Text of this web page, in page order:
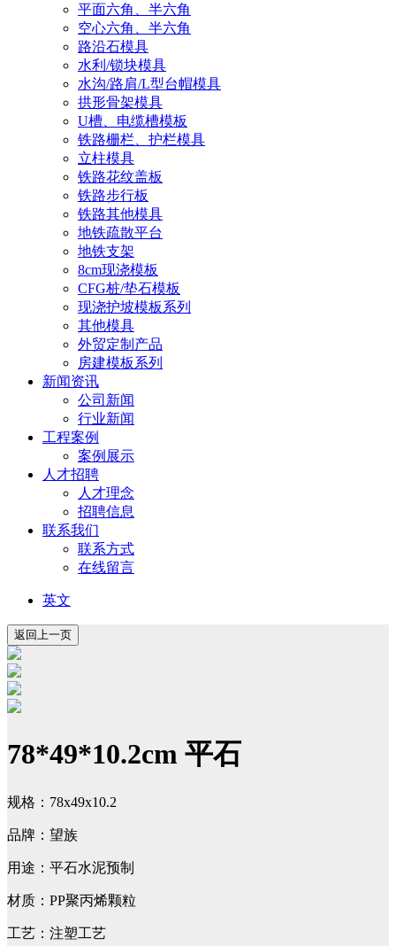
平面六角、半六角
空心六角、半六角
路沿石模具
水利/锁块模具
水沟/路肩/L型台帽模具
拱形骨架模具
U槽、电缆槽模板
铁路栅栏、护栏模具
立柱模具
铁路花纹盖板
铁路步行板
铁路其他模具
地铁疏散平台
地铁支架
8cm现浇模板
CFG桩/垫石模板
现浇护坡模板系列
其他模具
外贸定制产品
房建模板系列
新闻资讯
公司新闻
行业新闻
工程案例
案例展示
人才招聘
人才理念
招聘信息
联系我们
联系方式
在线留言
英文
78*49*10.2cm 平石
规格：78x49x10.2
品牌：望族
用途：平石水泥预制
材质：PP聚丙烯颗粒
工艺：注塑工艺